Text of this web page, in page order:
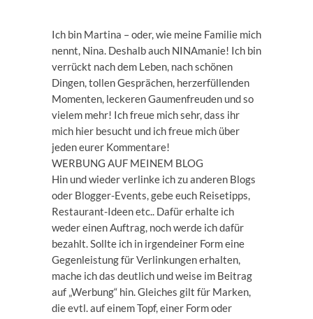
Ich bin Martina – oder, wie meine Familie mich
nennt, Nina. Deshalb auch NINAmanie! Ich bin
verrückt nach dem Leben, nach schönen
Dingen, tollen Gesprächen, herzerfüllenden
Momenten, leckeren Gaumenfreuden und so
vielem mehr! Ich freue mich sehr, dass ihr
mich hier besucht und ich freue mich über
jeden eurer Kommentare!
WERBUNG AUF MEINEM BLOG
Hin und wieder verlinke ich zu anderen Blogs
oder Blogger-Events, gebe euch Reisetipps,
Restaurant-Ideen etc.. Dafür erhalte ich
weder einen Auftrag, noch werde ich dafür
bezahlt. Sollte ich in irgendeiner Form eine
Gegenleistung für Verlinkungen erhalten,
mache ich das deutlich und weise im Beitrag
auf „Werbung“ hin. Gleiches gilt für Marken,
die evtl. auf einem Topf, einer Form oder